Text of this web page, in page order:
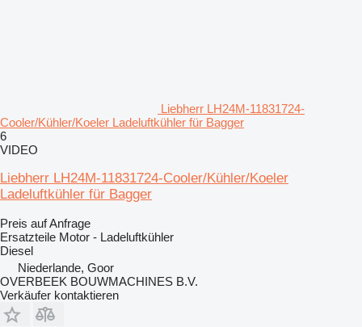
Liebherr LH24M-11831724-
Cooler/Kühler/Koeler Ladeluftkühler für Bagger
6
VIDEO
Liebherr LH24M-11831724-Cooler/Kühler/Koeler
Ladeluftkühler für Bagger
Preis auf Anfrage
Ersatzteile Motor - Ladeluftkühler
Diesel
Niederlande, Goor
OVERBEEK BOUWMACHINES B.V.
Verkäufer kontaktieren